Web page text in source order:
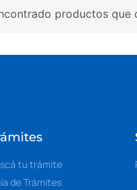
productos que
tu trámite
de Trámites